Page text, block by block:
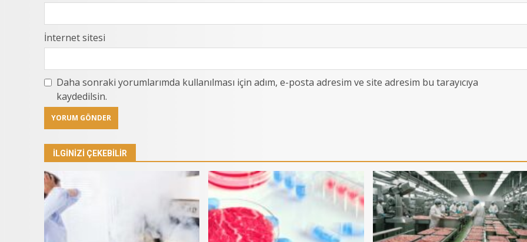
İnternet sitesi
Daha sonraki yorumlarımda kullanılması için adım, e-posta adresim ve site adresim bu tarayıcıya
kaydedilsin.
İLGINIZI ÇEKEBILIR